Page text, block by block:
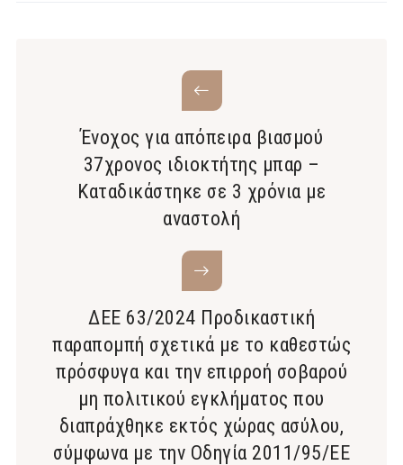
Ένοχος για απόπειρα βιασμού
37χρονος ιδιοκτήτης μπαρ –
Καταδικάστηκε σε 3 χρόνια με
αναστολή
ΔΕΕ 63/2024 Προδικαστική
παραπομπή σχετικά με το καθεστώς
πρόσφυγα και την επιρροή σοβαρού
μη πολιτικού εγκλήματος που
διαπράχθηκε εκτός χώρας ασύλου,
σύμφωνα με την Οδηγία 2011/95/ΕΕ